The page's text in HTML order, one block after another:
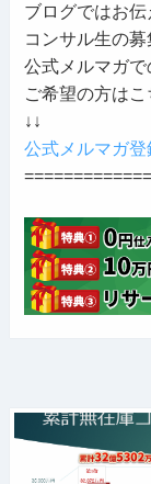
ブログではお伝
コンサル生の
公式メルマガで
ご希望の方はこ
↓↓
公式メルマガ登